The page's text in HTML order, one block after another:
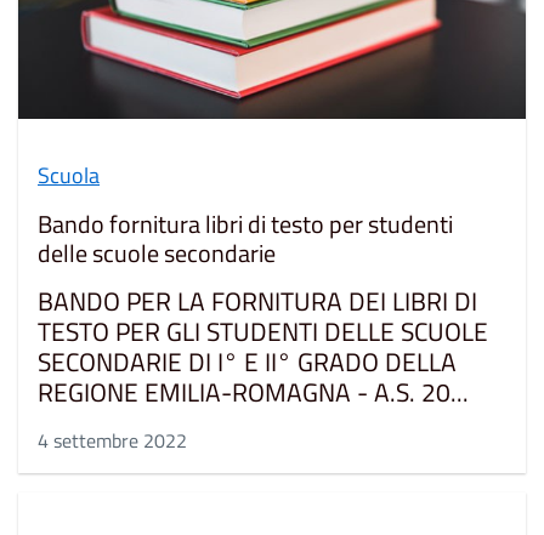
Scuola
Bando fornitura libri di testo per studenti
delle scuole secondarie
BANDO PER LA FORNITURA DEI LIBRI DI
TESTO PER GLI STUDENTI DELLE SCUOLE
SECONDARIE DI I° E II° GRADO DELLA
REGIONE EMILIA-ROMAGNA - A.S. 20...
4 settembre 2022